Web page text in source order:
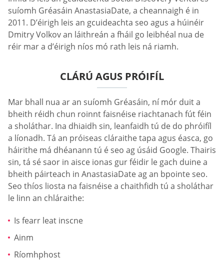
suíomh Gréasáin AnastasiaDate, a cheannaigh é in
2011. D’éirigh leis an gcuideachta seo agus a húinéir
Dmitry Volkov an láithreán a fháil go leibhéal nua de
réir mar a d’éirigh níos mó rath leis ná riamh.
CLÁRÚ AGUS PRÓIFÍL
Mar bhall nua ar an suíomh Gréasáin, ní mór duit a
bheith réidh chun roinnt faisnéise riachtanach fút féin
a sholáthar. Ina dhiaidh sin, leanfaidh tú de do phróifíl
a líonadh. Tá an próiseas cláraithe tapa agus éasca, go
háirithe má dhéanann tú é seo ag úsáid Google. Thairis
sin, tá sé saor in aisce ionas gur féidir le gach duine a
bheith páirteach in AnastasiaDate ag an bpointe seo.
Seo thíos liosta na faisnéise a chaithfidh tú a sholáthar
le linn an chláraithe:
Is fearr leat inscne
Ainm
Ríomhphost